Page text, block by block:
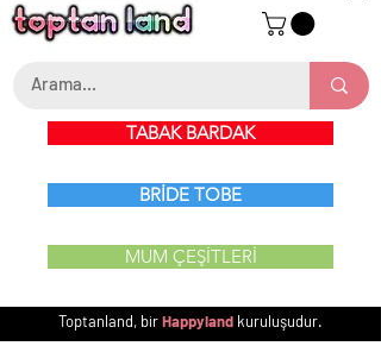
TABAK BARDAK
BRİDE TOBE
MUM ÇEŞİTLERİ
Toptanland, birHappyland kuruluşudur.